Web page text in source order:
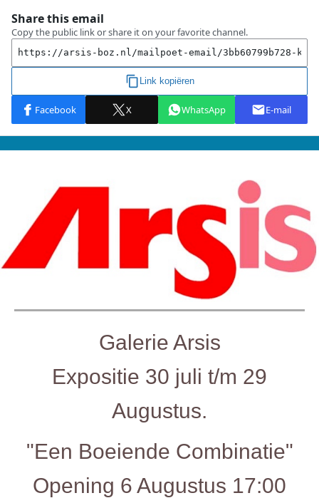
Galerie Arsis
Expositie 30 juli t/m 29
Augustus.
"Een Boeiende Combinatie"
Opening 6 Augustus 17:00